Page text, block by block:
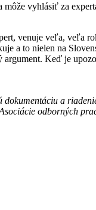
vyhlásiť za
venuje veľa, veľa
a to nielen na
Keď je
a
odborných